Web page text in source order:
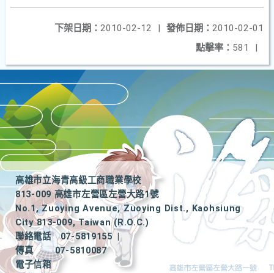
發佈日期： 2010-02-01
下架日期： 2010-02-12
|
點擊率： 581 |
高雄市立海青高級工商職業學校
813-009 高雄市左營區左營大路1號
No.1, Zuoying Avenue, Zuoying Dist., Kaohsiung
City 813-009, Taiwan (R.O.C.)
聯絡電話
07-5819155
|
傳真
07-5810087
電子信箱